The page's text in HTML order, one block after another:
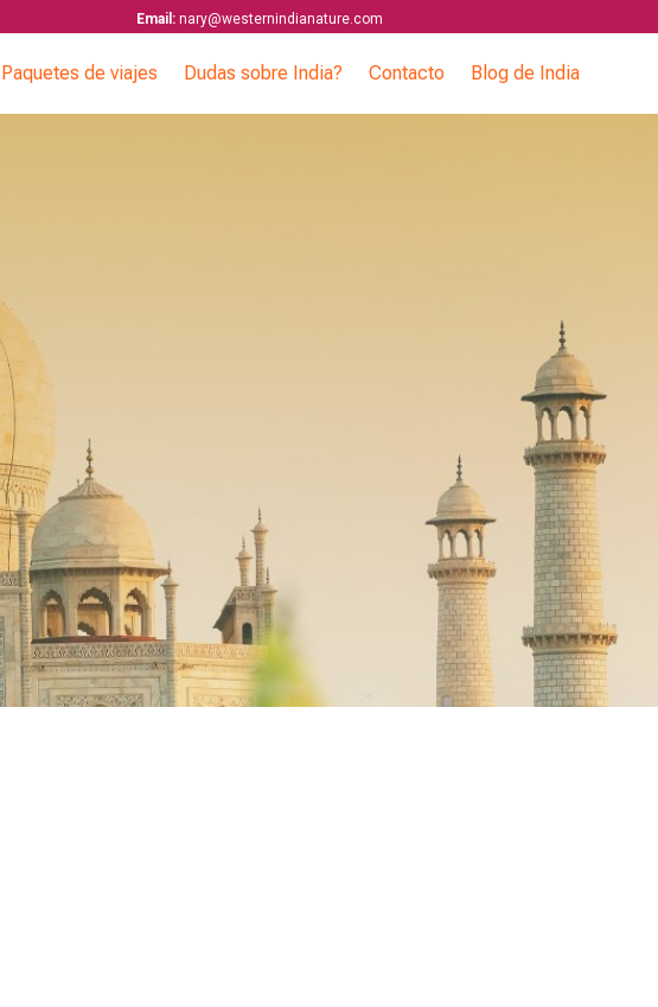
Email: nary@westernindianature.com
Paquetes de viajes Dudas sobre India? Contacto Blog de India